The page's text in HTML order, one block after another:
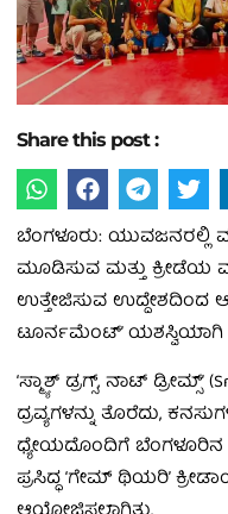
Share this post :
ಬೆಂಗಳೂರು: ಯುವಜನರಲ್ಲಿ
ಮೂಡಿಸುವ ಮತ್ತು ಕ್ರೀಡೆಯ
ಉತ್ತೇಜಿಸುವ ಉದ್ದೇಶದಿಂದ
ಟೂರ್ನಮೆಂಟ್’ ಯಶಸ್ವಿಯಾಗಿ
‘ಸ್ಮ್ಯಾಶ್ ಡ್ರಗ್ಸ್, ನಾಟ್
ದ್ರವ್ಯಗಳನ್ನು ತೊರೆದು,
ಧ್ಯೇಯದೊಂದಿಗೆ
ಪ್ರಸಿದ್ಧ ‘ಗೇಮ್ ಥಿಯರಿ’